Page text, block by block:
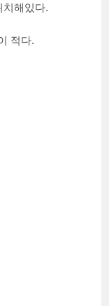
치해있다.
적다.